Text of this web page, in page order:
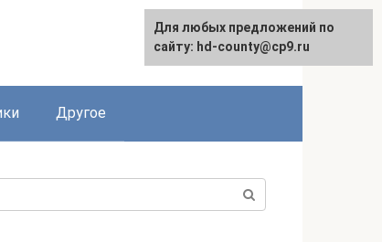
Другое
Для любых предложений по
сайту: hd-county@cp9.ru